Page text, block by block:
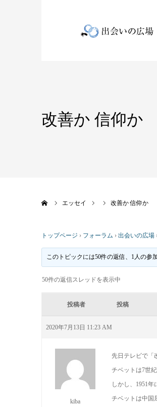
改善か 信仰か
エッセイ 改善か 信仰か
トップページ › フォーラム › 出会いの広場 ›
このトピックには50件の返信、1人の参
50件の返信スレッドを表示中
投稿者 投稿
2020年7月13日 11:23 AM
kiba
先日テレビで「
チベットは7世
しかし、1951
チベットは中国